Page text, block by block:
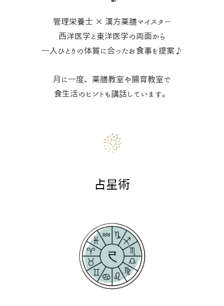
管理栄養士 × 漢方薬膳マイスター
西洋医学と東洋医学の両面から
一人ひとりの体質に合ったお食事を提案♪
月に一度、薬膳教室や腸育教室で
食生活のヒントも講話しています。
占星術